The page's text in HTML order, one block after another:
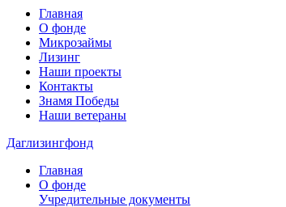
Главная
О фонде
Микрозаймы
Лизинг
Наши проекты
Контакты
Знамя Победы
Наши ветераны
Даглизингфонд
Главная
О фонде
Учредительные документы